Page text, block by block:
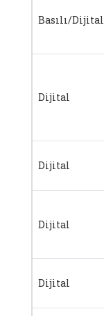
Basılı/Dijital
Dijital
Dijital
Dijital
Dijital